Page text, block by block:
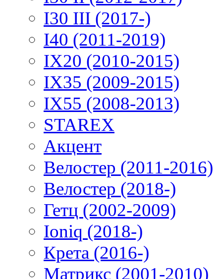
I30 III (2017-)
I40 (2011-2019)
IX20 (2010-2015)
IX35 (2009-2015)
IX55 (2008-2013)
STAREX
Акцент
Велостер (2011-2016)
Велостер (2018-)
Гетц (2002-2009)
Ioniq (2018-)
Крета (2016-)
Матрикс (2001-2010)